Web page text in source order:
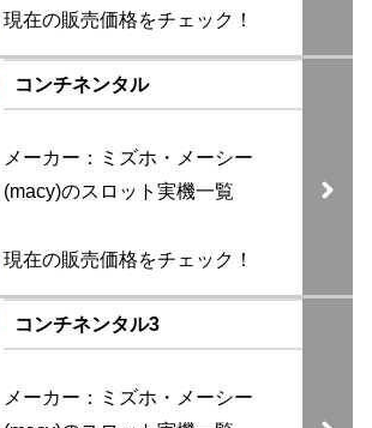
現在の販売価格をチェック！
コンチネンタル
メーカー：ミズホ・メーシー
(macy)のスロット実機一覧
現在の販売価格をチェック！
コンチネンタル3
メーカー：ミズホ・メーシー